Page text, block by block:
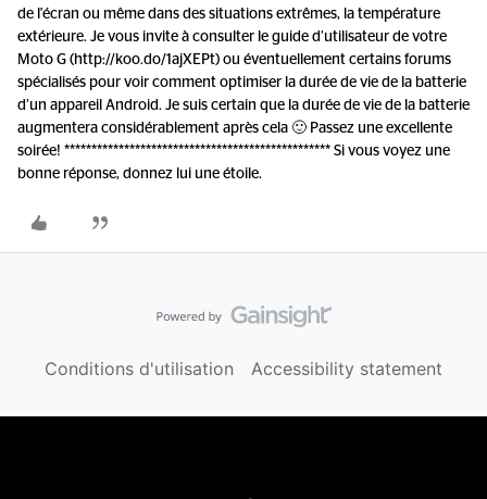
de l'écran ou même dans des situations extrêmes, la température
extérieure. Je vous invite à consulter le guide d’utilisateur de votre
Moto G (http://koo.do/1ajXEPt) ou éventuellement certains forums
spécialisés pour voir comment optimiser la durée de vie de la batterie
d’un appareil Android. Je suis certain que la durée de vie de la batterie
augmentera considérablement après cela 🙂 Passez une excellente
soirée! ************************************************* Si vous voyez une
bonne réponse, donnez lui une étoile.
Conditions d'utilisation Accessibility statement